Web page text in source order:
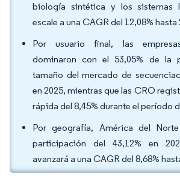
biología sintética y los sistemas
escale a una CAGR del 12,08% hasta
Por usuario final, las
dominaron con el 53,05% de la
tamaño del mercado de
en 2025, mientras que las CRO
rápida del 8,45% durante el período
Por geografía, América del
participación del 43,12% en
avanzará a una CAGR del 8,68%